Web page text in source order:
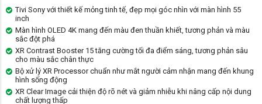
Tivi Sony với thiết kế mỏng tinh tế, đẹp mọi góc nhìn với màn hình 55
inch
Màn hình OLED 4K mang đến màu đen thuần khiết, tương phản và màu
sắc đột phá
XR Contrast Booster 15 tăng cường tối đa điểm sáng, tương phản sâu
cho màu sắc chân thực
Bộ xử lý XR Processor chuẩn như mắt người cảm nhận mang đến khung
hình sống động
XR Clear Image cải thiện độ rõ nét và giảm nhiễu khi nâng cấp nội dung
chất lượng thấp